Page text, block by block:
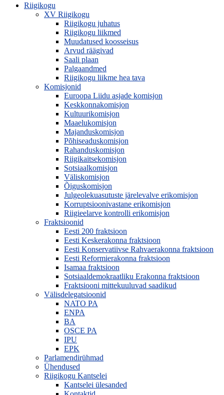
Riigikogu
XV Riigikogu
Riigikogu juhatus
Riigikogu liikmed
Muudatused koosseisus
Arvud räägivad
Saali plaan
Palgaandmed
Riigikogu liikme hea tava
Komisjonid
Euroopa Liidu asjade komisjon
Keskkonnakomisjon
Kultuurikomisjon
Maaelukomisjon
Majanduskomisjon
Põhiseaduskomisjon
Rahanduskomisjon
Riigikaitsekomisjon
Sotsiaalkomisjon
Väliskomisjon
Õiguskomisjon
Julgeolekuasutuste järelevalve erikomisjon
Korruptsioonivastane erikomisjon
Riigieelarve kontrolli erikomisjon
Fraktsioonid
Eesti 200 fraktsioon
Eesti Keskerakonna fraktsioon
Eesti Konservatiivse Rahvaerakonna fraktsioon
Eesti Reformierakonna fraktsioon
Isamaa fraktsioon
Sotsiaaldemokraatliku Erakonna fraktsioon
Fraktsiooni mittekuuluvad saadikud
Välisdelegatsioonid
NATO PA
ENPA
BA
OSCE PA
IPU
EPK
Parlamendirühmad
Ühendused
Riigikogu Kantselei
Kantselei ülesanded